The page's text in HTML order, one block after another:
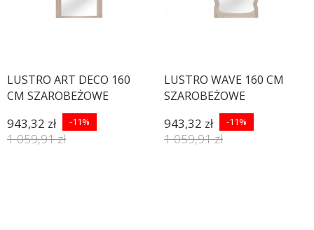
LUSTRO ART DECO 160
CM SZAROBEŻOWE
943,32 zł -11%
1 059,91 zł
LUSTRO WAVE 160 CM
SZAROBEŻOWE
943,32 zł -11%
1 059,91 zł